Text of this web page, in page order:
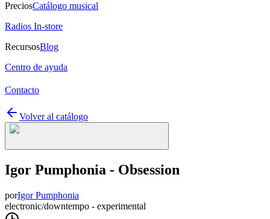
PreciosCatálogo musical
Radios In-store
RecursosBlog
Centro de ayuda
Contacto
Volver al catálogo
Igor Pumphonia - Obsession
porIgor Pumphonia
electronic/downtempo - experimental